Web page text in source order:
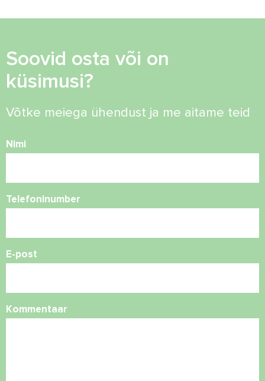
Soovid osta või on
küsimusi?
Võtke meiega ühendust ja me aitame teid
Nimi
Telefoninumber
E-post
Kommentaar